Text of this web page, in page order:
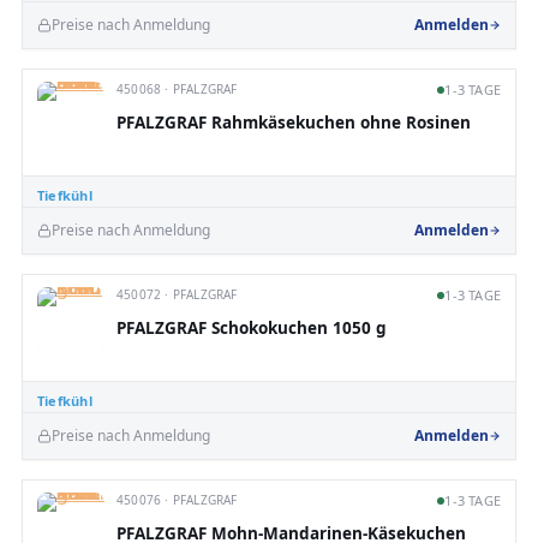
Preise nach Anmeldung Anmelden
Tiefkühl
450068 · PFALZGRAF 1-3 TAGE
PFALZGRAF Rahmkäsekuchen ohne Rosinen
Preise nach Anmeldung Anmelden
Tiefkühl
450072 · PFALZGRAF 1-3 TAGE
PFALZGRAF Schokokuchen 1050 g
Preise nach Anmeldung Anmelden
450076 · PFALZGRAF 1-3 TAGE
PFALZGRAF Mohn-Mandarinen-Käsekuchen